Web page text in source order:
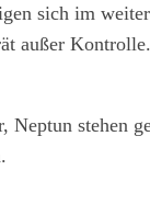
sich im
außer Kontrolle.
Neptun stehen